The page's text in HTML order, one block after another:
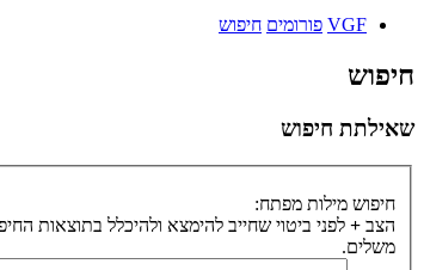
VGF פורומים חיפוש
חיפוש
שאילתת חיפוש
חיפוש מילות מפתח:
הצב + לפני ביטוי שחייב להימצא ולהיכלל בתוצאות
משלים.